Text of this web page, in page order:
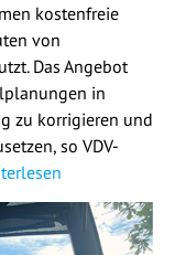
kostenfreie
von
Das Angebot
in
zu korrigieren und
so VDV-